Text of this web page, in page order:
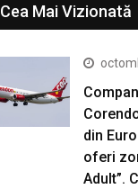
Cea Mai Vizionată
din
oferi
Adult”.